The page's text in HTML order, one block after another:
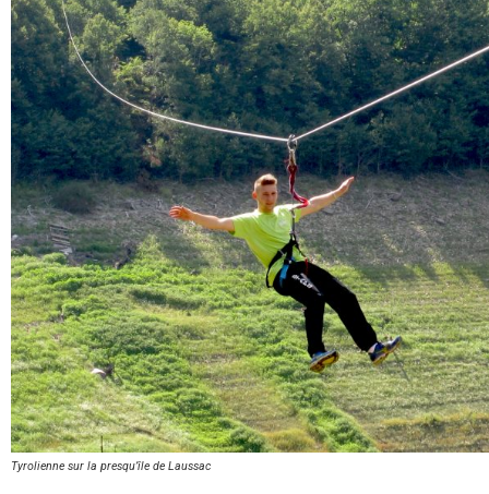
Tyrolienne sur la presqu’île de Laussac